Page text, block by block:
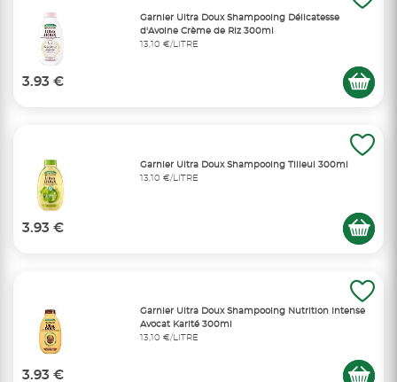
Garnier Ultra Doux Shampooing Délicatesse
d'Avoine Crème de Riz 300ml
13,10 €/LITRE
3.93 €
Garnier Ultra Doux Shampooing Tilleul 300ml
13,10 €/LITRE
3.93 €
Garnier Ultra Doux Shampooing Nutrition Intense
Avocat Karité 300ml
13,10 €/LITRE
3.93 €